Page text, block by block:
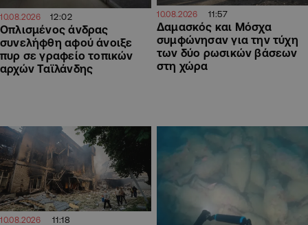
10.08.2026 12:02
Οπλισμένος άνδρας
συνελήφθη αφού άνοιξε
πυρ σε γραφείο τοπικών
αρχών Ταϊλάνδης
10.08.2026 11:57
Δαμασκός και Μόσχα
συμφώνησαν για την τύχη
των δύο ρωσικών βάσεων
στη χώρα
10.08.2026 11:18